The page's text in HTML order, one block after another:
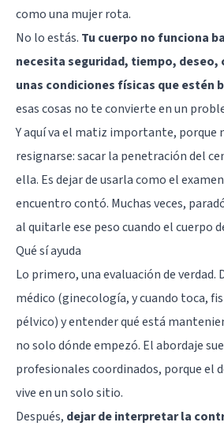
como una mujer rota.
No lo estás. Tu cuerpo no funciona
necesita seguridad, tiempo,
unas condiciones físicas que estén
esas cosas no te convierte en un
Y aquí va el matiz importante, porque
resignarse: sacar la penetración del
ella. Es dejar de usarla como el
encuentro contó. Muchas veces,
al quitarle ese peso cuando el cuerpo
Qué sí ayuda
Lo primero, una evaluación de
médico (ginecología, y cuando toca,
pélvico) y entender qué está
no solo dónde empezó. El abordaje
profesionales coordinados, porque el
vive en un solo sitio.
Después, dejar de interpretar la